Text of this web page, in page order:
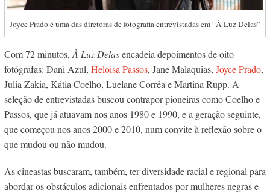
Joyce Prado é uma das diretoras de fotografia entrevistadas em “À Luz Delas”
Com 72 minutos, À Luz Delasencadeia depoimentos de oito
fotógrafas: Dani Azul, Heloisa Passos, Jane Malaquias, Joyce Prado,
Julia Zakia, Kátia Coelho, Luelane Corrêa e Martina Rupp. A
seleção de entrevistadas buscou contrapor pioneiras como Coelho e
Passos, que já atuavam nos anos 1980 e 1990, e a geração seguinte,
que começou nos anos 2000 e 2010, num convite à reflexão sobre o
que mudou ou não mudou.
As cineastas buscaram, também, ter diversidade racial e regional para
abordar os obstáculos adicionais enfrentados por mulheres negras e